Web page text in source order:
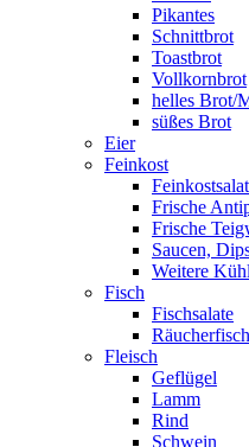
Pikantes
Schnittbrot
Toastbrot
Vollkornbrot
helles Brot/
süßes Brot
Eier
Feinkost
Frische
Frische
Saucen,
Weitere
Fisch
Fischsalate
Räucherfisch
Fleisch
Geflügel
Lamm
Rind
Schwein